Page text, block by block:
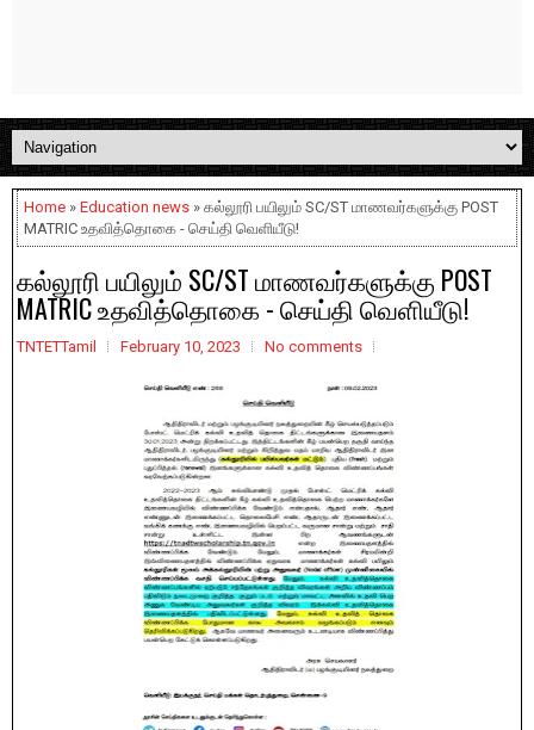
Home » Education news » கல்லூரி பயிலும் SC/ST மாணவர்களுக்கு POST
MATRIC உதவித்தொகை - செய்தி வெளியீடு!
கல்லூரி பயிலும் SC/ST மாணவர்களுக்கு POST
MATRIC உதவித்தொகை - செய்தி வெளியீடு!
TNTETTamil February 10, 2023 No comments